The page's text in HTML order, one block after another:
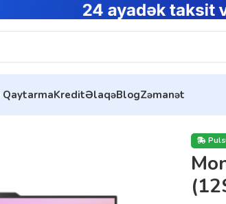
QaytarmaKreditƏlaqəBlogZəmanət